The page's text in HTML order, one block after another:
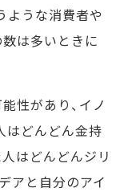
ような消費者や
は多いときに
性があり、イノ
はどんどん金持
はどんどんジリ
アと自分のアイ